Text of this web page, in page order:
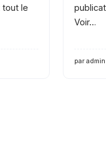
tout le
Voir…
par admin